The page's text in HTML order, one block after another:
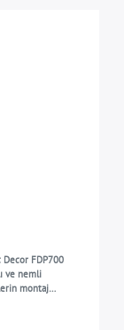
Decor FDP700
ve nemli
montaj